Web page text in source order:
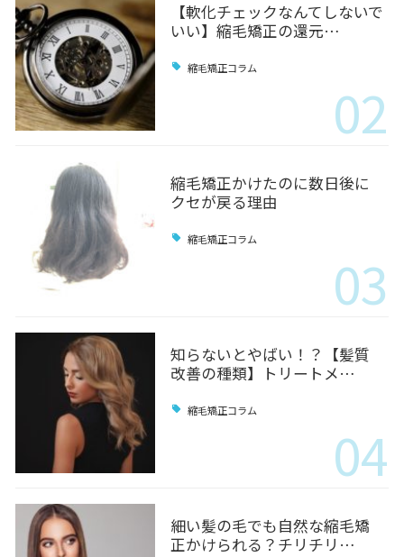
【軟化チェックなんてしないで
いい】縮毛矯正の還元…
縮毛矯正コラム
02
縮毛矯正かけたのに数日後に
クセが戻る理由
縮毛矯正コラム
03
知らないとやばい！？【髪質
改善の種類】トリートメ…
縮毛矯正コラム
04
細い髪の毛でも自然な縮毛矯
正かけられる？チリチリ…